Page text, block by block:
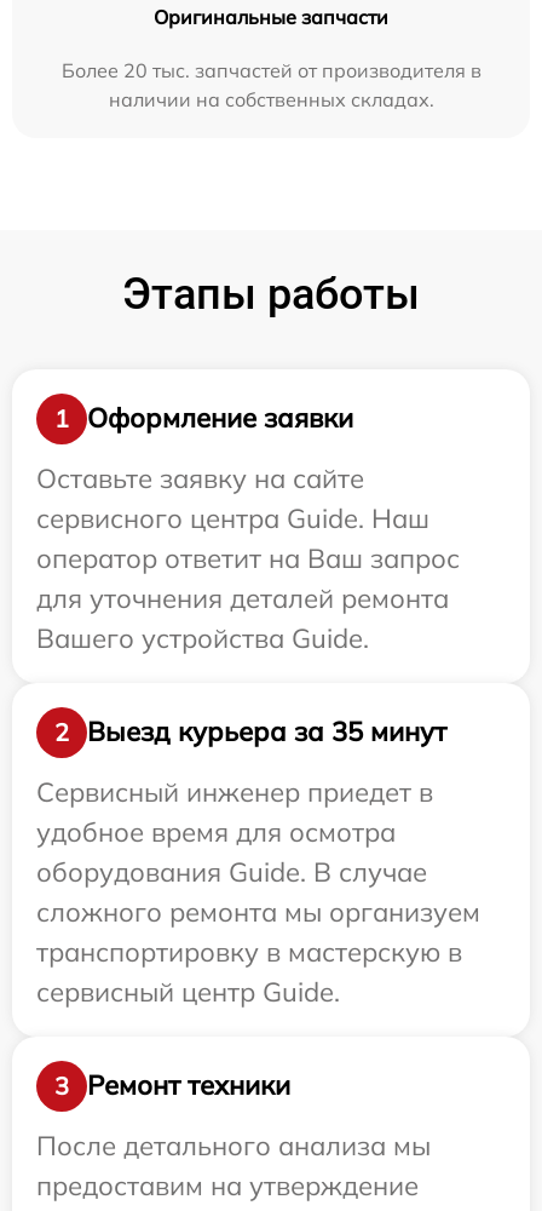
Оригинальные запчасти
Более 20 тыс. запчастей от производителя в
наличии на собственных складах.
Этапы работы
1
Оформление заявки
Оставьте заявку на сайте
сервисного центра Guide. Наш
оператор ответит на Ваш запрос
для уточнения деталей ремонта
Вашего устройства Guide.
2
Выезд курьера за 35 минут
Сервисный инженер приедет в
удобное время для осмотра
оборудования Guide. В случае
сложного ремонта мы организуем
транспортировку в мастерскую в
сервисный центр Guide.
3
Ремонт техники
После детального анализа мы
предоставим на утверждение